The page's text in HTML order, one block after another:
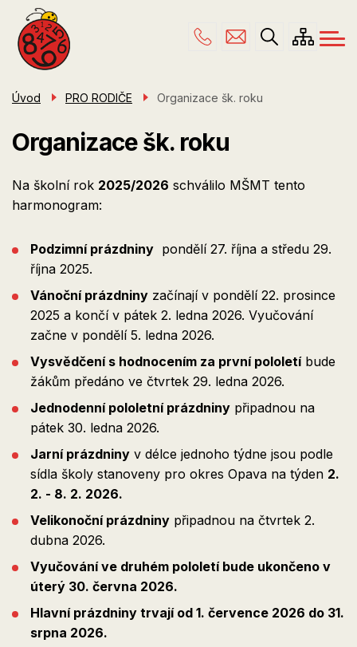
hlavnímu
obsahu
Menu
navigace
ŠKOLA
PRO RODIČE
KONTAKTY
Úvod PRO RODIČE Organizace šk. roku
Organizace šk. roku
Na školní rok 2025/2026 schválilo MŠMT tento
harmonogram:
Podzimní prázdniny pondělí 27. října a středu 29.
října 2025.
Vánoční prázdniny začínají v pondělí 22. prosince
2025 a končí v pátek 2. ledna 2026. Vyučování
začne v pondělí 5. ledna 2026.
Vysvědčení s hodnocením za první pololetíbude
žákům předáno ve čtvrtek 29. ledna 2026.
Jednodenní pololetní prázdniny připadnou na
pátek 30. ledna 2026.
Jarní prázdniny v délce jednoho týdne jsou podle
sídla školy stanoveny pro okres Opava na týden 2.
2. - 8. 2. 2026.
Velikonoční prázdniny připadnou na čtvrtek 2.
dubna 2026.
Vyučování ve druhém pololetí bude ukončeno v
úterý 30. června 2026.
Hlavní prázdniny trvají od 1. července 2026 do 31.
srpna 2026.